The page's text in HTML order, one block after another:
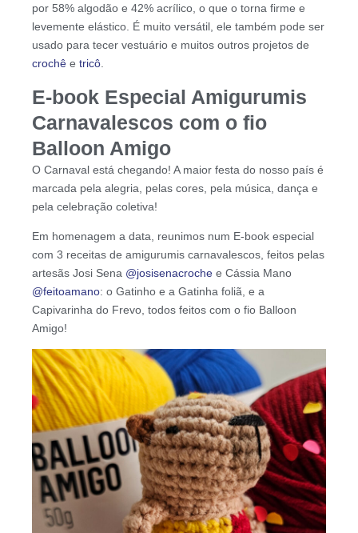
por 58% algodão e 42% acrílico, o que o torna firme e
levemente elástico. É muito versátil, ele também pode ser
usado para tecer vestuário e muitos outros projetos de
crochê e tricô
E-book Especial Amigurumis
Carnavalescos com o fio
Balloon Amigo
O Carnaval está chegando! A maior festa do nosso país é
marcada pela alegria, pelas cores, pela música, dança e
pela celebração coletiva!
Em homenagem a data, reunimos num E-book especial
com 3 receitas de amigurumis carnavalescos, feitos pelas
artesãs Josi Sena @josisenacroche e Cássia Mano
@feitoamano: o Gatinho e a Gatinha foliã, e a
Capivarinha do Frevo, todos feitos com o fio Balloon
Amigo!